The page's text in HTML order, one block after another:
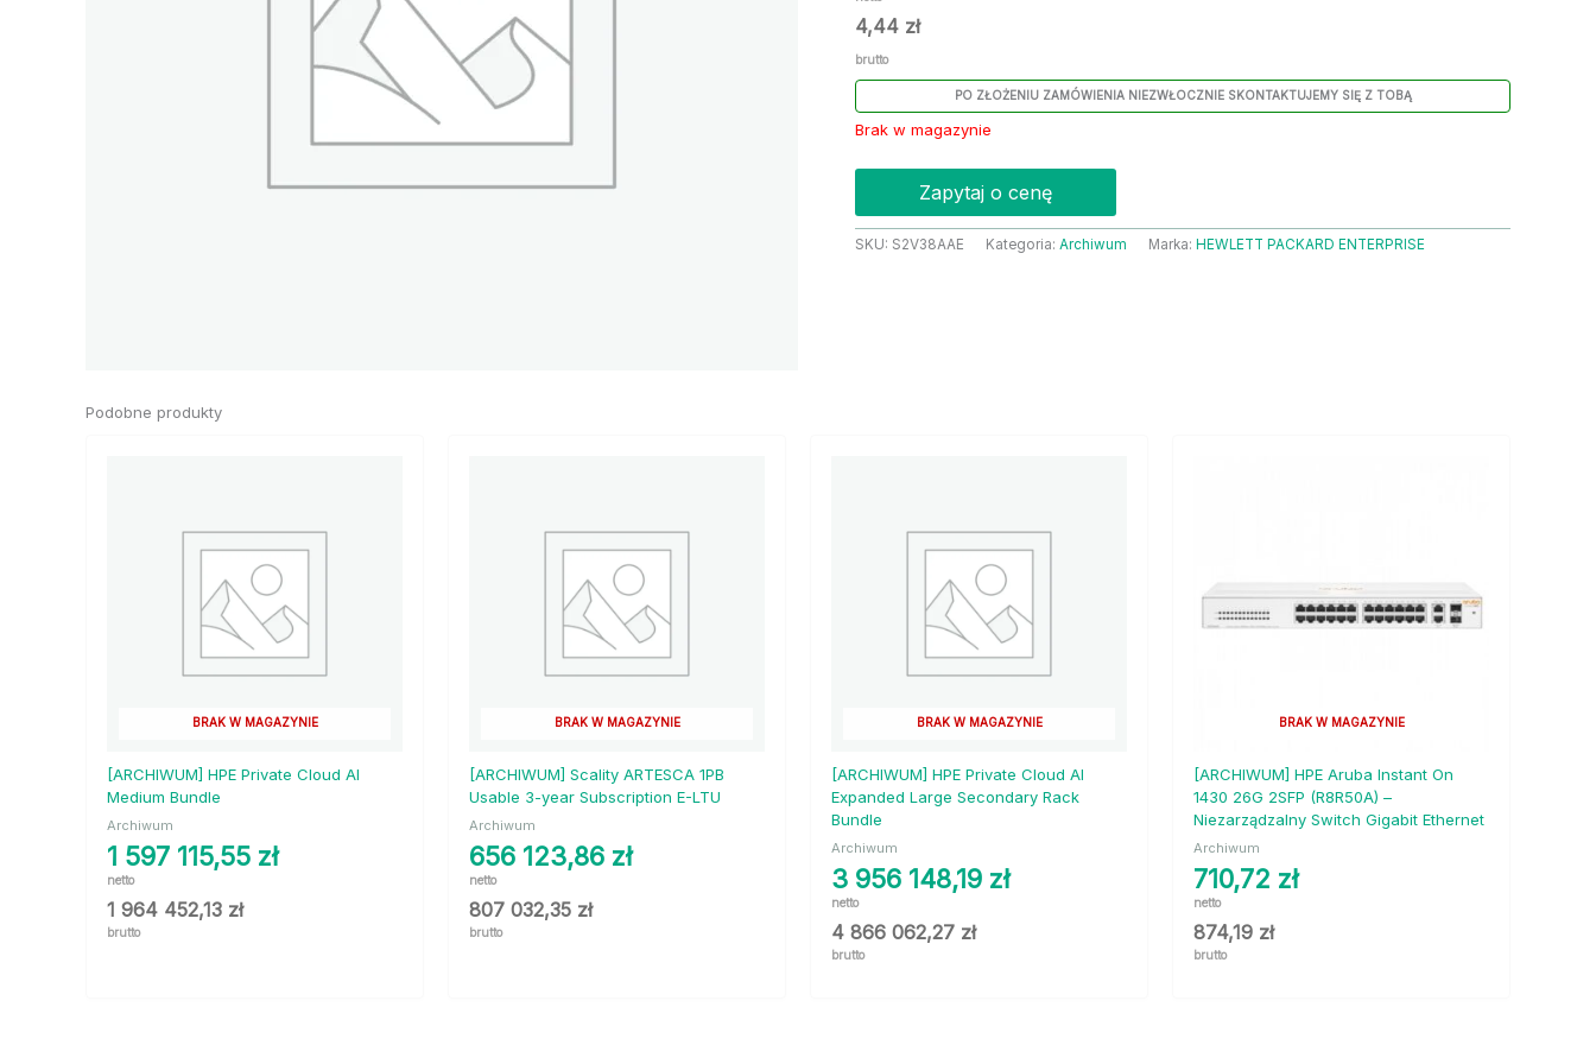
4,44 zł
brutto
PO ZŁOŻENIU ZAMÓWIENIA NIEZWŁOCZNIE SKONTAKTUJEMY SIĘ Z TOBĄ
Brak w magazynie
Zapytaj o cenę
SKU: S2V38AAE Kategoria: Archiwum Marka: HEWLETT PACKARD ENTERPRISE
Podobne produkty
BRAK W MAGAZYNIE
[ARCHIWUM] HPE Private Cloud AI
Medium Bundle
Archiwum
1 597 115,55 zł
netto
1 964 452,13 zł
brutto
BRAK W MAGAZYNIE
[ARCHIWUM] Scality ARTESCA 1PB
Usable 3-year Subscription E-LTU
Archiwum
656 123,86 zł
netto
807 032,35 zł
brutto
BRAK W MAGAZYNIE
[ARCHIWUM] HPE Private Cloud AI
Expanded Large Secondary Rack
Bundle
Archiwum
3 956 148,19 zł
netto
4 866 062,27 zł
brutto
BRAK W MAGAZYNIE
[ARCHIWUM] HPE Aruba Instant On
1430 26G 2SFP (R8R50A) –
Niezarządzalny Switch Gigabit Ethernet
Archiwum
710,72 zł
netto
874,19 zł
brutto